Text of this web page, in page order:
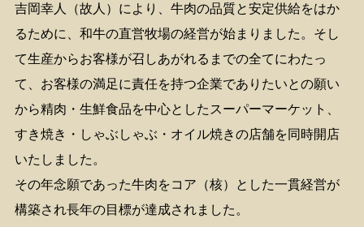
吉岡幸人（故人）により、牛肉の品質と安定供給をはか
るために、和牛の直営牧場の経営が始まりました。そし
て生産からお客様が召しあがれるまでの全てにわたっ
て、お客様の満足に責任を持つ企業でありたいとの願い
から精肉・生鮮食品を中心としたスーパーマーケット、
すき焼き・しゃぶしゃぶ・オイル焼きの店舗を同時開店
いたしました。
その年念願であった牛肉をコア（核）とした一貫経営が
構築され長年の目標が達成されました。